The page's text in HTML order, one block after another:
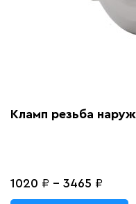
Кламп резьба
1020 ₽ - 3465 ₽